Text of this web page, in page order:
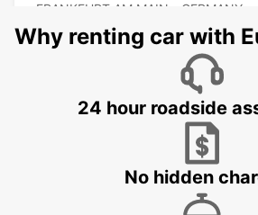
FRANKFURT AM MAIN - GERMANY
FRANKFURT AIRPORT
FRANKFURT AM MAIN - GERMANY
Why renting car with
24 hour roadside
No hidden